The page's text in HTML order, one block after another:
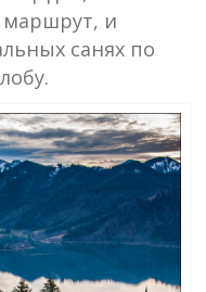
маршрут, и
санях по